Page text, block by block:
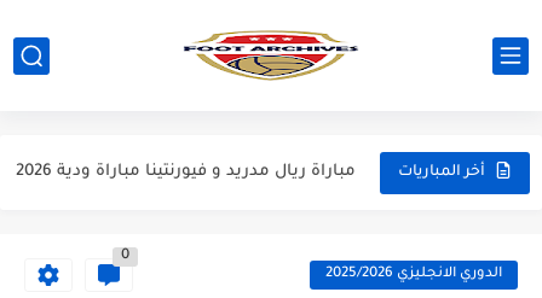
أخر المباريات
مباراة مانشستر يونايتد و اتلتيكو مدريد مباراة ودية 2026
مباراة ريال مدريد و فيورنتينا مباراة ودية 2026
مباراة برشلونة و بيرمنغهام مباراة ودية 2026 الدوري الانجليزي 2025/2026
0